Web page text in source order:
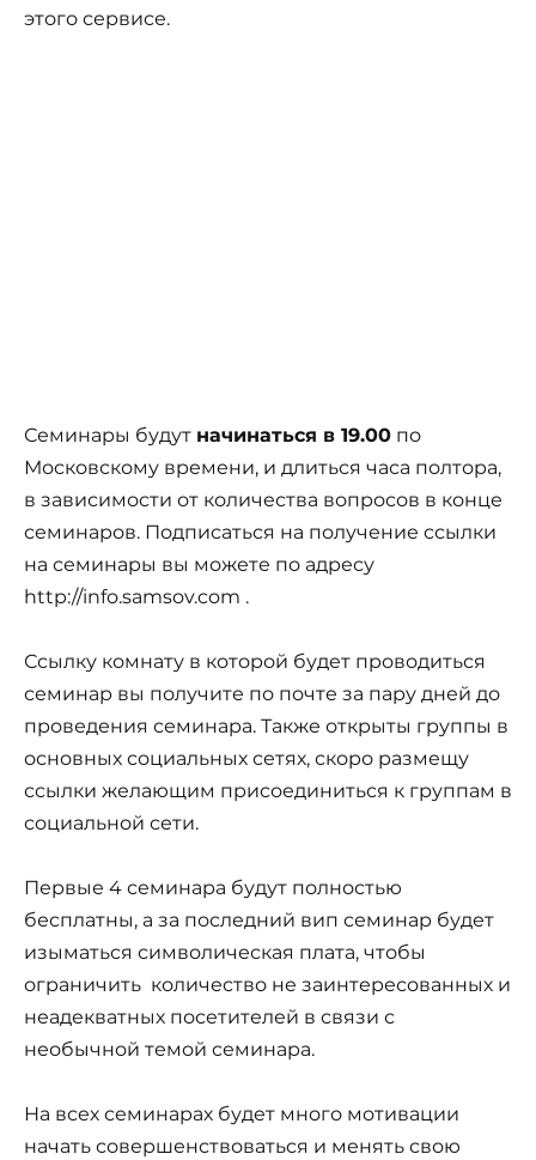
этого сервисе.
Семинары будут начинаться в 19.00 по
Московскому времени, и длиться часа полтора,
в зависимости от количества вопросов в конце
семинаров. Подписаться на получение ссылки
на семинары вы можете по адресу
http://info.samsov.com .
Ссылку комнату в которой будет проводиться
семинар вы получите по почте за пару дней до
проведения семинара. Также открыты группы в
основных социальных сетях, скоро размещу
ссылки желающим присоединиться к группам в
социальной сети.
Первые 4 семинара будут полностью
бесплатны, а за последний вип семинар будет
изыматься символическая плата, чтобы
ограничить количество не заинтересованных и
неадекватных посетителей в связи с
необычной темой семинара.
На всех семинарах будет много мотивации
начать совершенствоваться и менять свою